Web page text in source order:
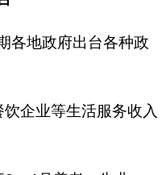
各地政府出台各种政
企业等生活服务收入